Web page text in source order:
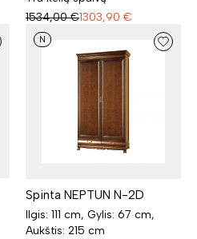
1534,00 €1303,90 €
N
Spinta NEPTUN N-2D
Ilgis: 111 cm, Gylis: 67 cm,
Aukštis: 215 cm